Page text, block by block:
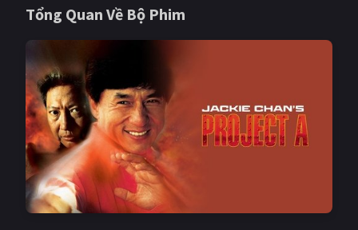
Viễn tưởng
Hoạt hình Thể thao
Tình cảm - Lãng mạn
Giật gân Gia đình
Bí ẩn Lịch sử
Viễn Tây
GameShow
Tổng Quan Về Bộ Phim